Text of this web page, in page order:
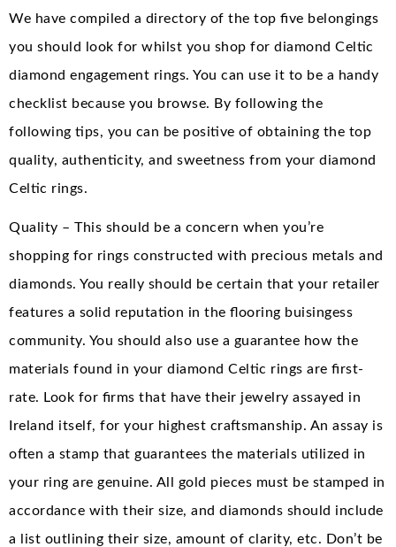
We have compiled a directory of the top five belongings
you should look for whilst you shop for diamond Celtic
diamond engagement rings. You can use it to be a handy
checklist because you browse. By following the
following tips, you can be positive of obtaining the top
quality, authenticity, and sweetness from your diamond
Celtic rings.
Quality – This should be a concern when you’re
shopping for rings constructed with precious metals and
diamonds. You really should be certain that your retailer
features a solid reputation in the flooring buisingess
community. You should also use a guarantee how the
materials found in your diamond Celtic rings are first-
rate. Look for firms that have their jewelry assayed in
Ireland itself, for your highest craftsmanship. An assay is
often a stamp that guarantees the materials utilized in
your ring are genuine. All gold pieces must be stamped in
accordance with their size, and diamonds should include
a list outlining their size, amount of clarity, etc. Don’t be